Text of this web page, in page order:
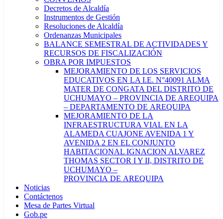
Decretos de Alcaldía
Instrumentos de Gestión
Resoluciones de Alcaldía
Ordenanzas Municipales
BALANCE SEMESTRAL DE ACTIVIDADES Y
RECURSOS DE FISCALIZACIÓN
OBRA POR IMPUESTOS
MEJORAMIENTO DE LOS SERVICIOS
EDUCATIVOS EN LA I.E. N°40091 ALMA
MATER DE CONGATA DEL DISTRITO DE
UCHUMAYO – PROVINCIA DE AREQUIPA
– DEPARTAMENTO DE AREQUIPA
MEJORAMIENTO DE LA
INFRAESTRUCTURA VIAL EN LA
ALAMEDA CUAJONE AVENIDA 1 Y
AVENIDA 2 EN EL CONJUNTO
HABITACIONAL IGNACION ALVAREZ
THOMAS SECTOR I Y II, DISTRITO DE
UCHUMAYO –
PROVINCIA DE AREQUIPA
Noticias
Contáctenos
Mesa de Partes Virtual
Gob.pe